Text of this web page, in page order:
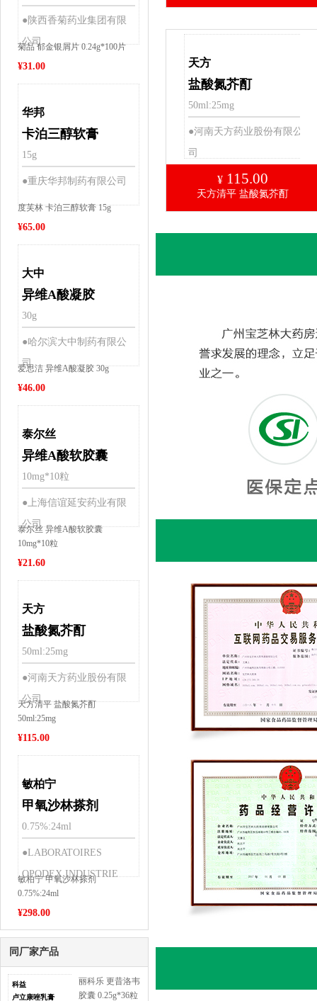
●陕西香菊药业集团有限
公司
菊品 郁金银屑片 0.24g*100片
¥31.00
华邦
卡泊三醇软膏
15g
●重庆华邦制药有限公司
度芙林 卡泊三醇软膏 15g
¥65.00
大中
异维A酸凝胶
30g
●哈尔滨大中制药有限公
司
爱思洁 异维A酸凝胶 30g
¥46.00
泰尔丝
异维A酸软胶囊
10mg*10粒
●上海信谊延安药业有限
公司
泰尔丝 异维A酸软胶囊
10mg*10粒
¥21.60
天方
盐酸氮芥酊
50ml:25mg
●河南天方药业股份有限
公司
天方清平 盐酸氮芥酊
50ml:25mg
¥115.00
敏柏宁
甲氧沙林搽剂
0.75%:24ml
●LABORATOIRES
OPODEX INDUSTRIE
敏柏宁 甲氧沙林搽剂
0.75%:24ml
¥298.00
同厂家产品
科益
卢立康唑乳膏
丽科乐 更昔洛韦
胶囊 0.25g*36粒
天方
盐酸氮芥酊
50ml:25mg
●河南天方药业股份有限公
司
¥ 115.00
天方清平 盐酸氮芥酊